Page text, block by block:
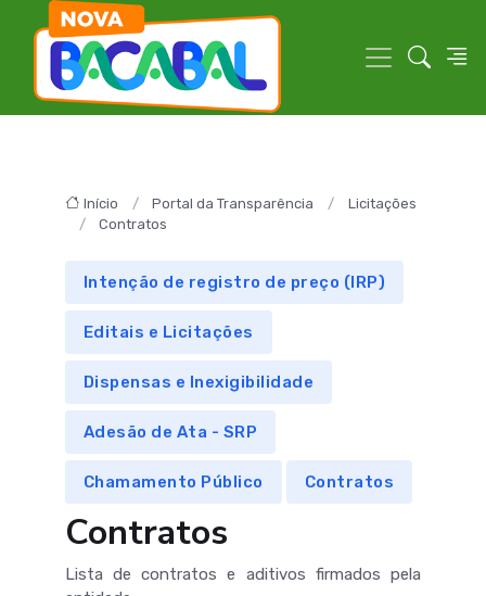
Início Portal da Transparência
Licitações
Contratos
Intenção de registro de preço (IRP)
Editais e Licitações
Dispensas e Inexigibilidade
Adesão de Ata - SRP
Chamamento Público Contratos
Contratos
Lista de contratos e aditivos firmados pela